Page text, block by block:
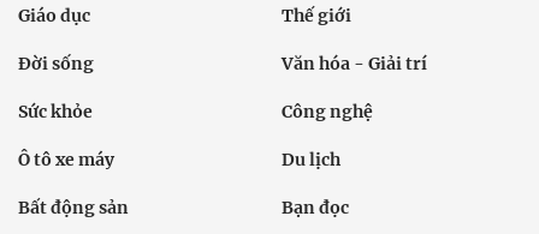
Giáo dục Thế giới
Đời sống Văn hóa - Giải trí
Sức khỏe Công nghệ
Ô tô xe máy Du lịch
Bất động sản Bạn đọc